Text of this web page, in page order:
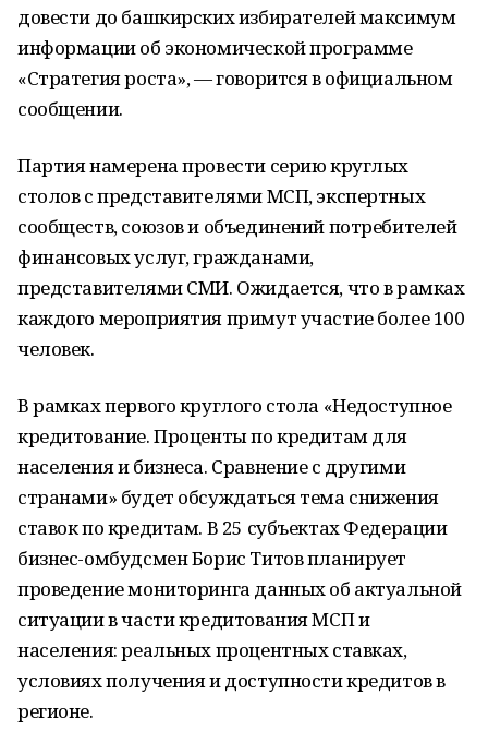
довести до башкирских избирателей максимум
информации об экономической программе
«Стратегия роста», — говорится в официальном
сообщении.
Партия намерена провести серию круглых
столов с представителями МСП, экспертных
сообществ, союзов и объединений потребителей
финансовых услуг, гражданами,
представителями СМИ. Ожидается, что в рамках
каждого мероприятия примут участие более 100
человек.
В рамках первого круглого стола «Недоступное
кредитование. Проценты по кредитам для
населения и бизнеса. Сравнение с другими
странами» будет обсуждаться тема снижения
ставок по кредитам. В 25 субъектах Федерации
бизнес-омбудсмен Борис Титов планирует
проведение мониторинга данных об актуальной
ситуации в части кредитования МСП и
населения: реальных процентных ставках,
условиях получения и доступности кредитов в
регионе.